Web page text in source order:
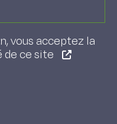
vous acceptez la
ce site